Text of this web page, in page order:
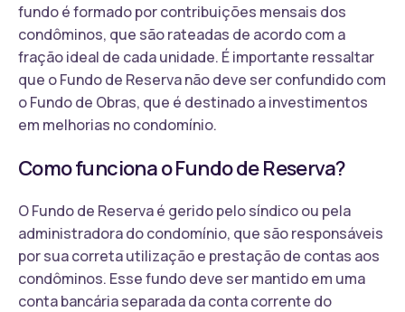
fundo é formado por contribuições mensais dos
condôminos, que são rateadas de acordo com a
fração ideal de cada unidade. É importante ressaltar
que o Fundo de Reserva não deve ser confundido com
o Fundo de Obras, que é destinado a investimentos
em melhorias no condomínio.
Como funciona o Fundo de Reserva?
O Fundo de Reserva é gerido pelo síndico ou pela
administradora do condomínio, que são responsáveis
por sua correta utilização e prestação de contas aos
condôminos. Esse fundo deve ser mantido em uma
conta bancária separada da conta corrente do